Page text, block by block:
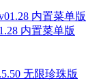
内置菜单版